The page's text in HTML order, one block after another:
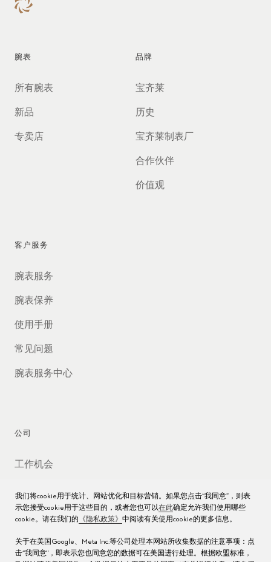
腕表
所有腕表
新品
专卖店
品牌
宝齐莱
历史
宝齐莱制表厂
合作伙伴
价值观
客户服务
腕表服务
腕表保养
使用手册
常见问题
腕表服务中心
公司
工作机会
联络我们
沪ICP备16013004号
我们将cookie用于统计、网站优化和目标营销。如果您点击“我同意”，则表
示您接受cookie用于这些目的，或者您也可以在此确定允许我们使用哪些
cookie。请在我们的 《隐私政策》 中阅读有关使用cookie的更多信息。
关于在美国Google、Meta Inc.等公司处理本网站所收集数据的注意事项：点
击“我同意"，即表示您也同意您的数据可在美国进行处理。根据欧盟标准，